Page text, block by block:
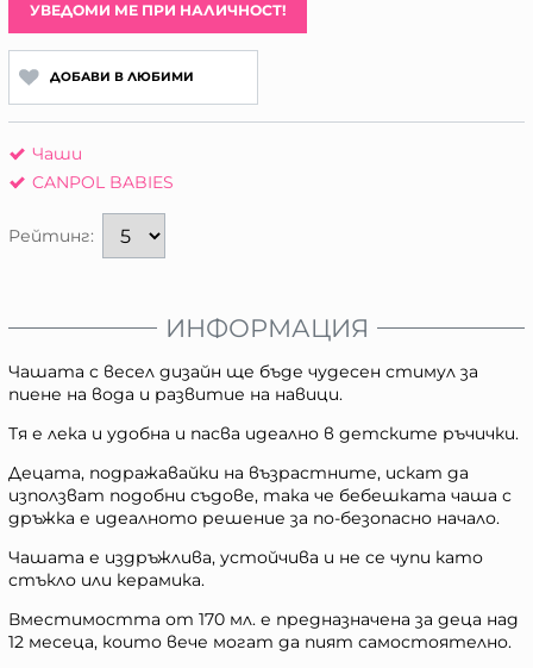
УВЕДОМИ МЕ ПРИ НАЛИЧНОСТ!
ДОБАВИ В ЛЮБИМИ
Чаши
CANPOL BABIES
Рейтинг:
ИНФОРМАЦИЯ
Чашата с весел дизайн ще бъде чудесен стимул за
пиене на вода и развитие на навици.
Тя е лека и удобна и пасва идеално в детските ръчички.
Децата, подражавайки на възрастните, искат да
използват подобни съдове, така че бебешката чаша с
дръжка е идеалното решение за по-безопасно начало.
Чашата е издръжлива, устойчива и не се чупи като
стъкло или керамика.
Вместимостта от 170 мл. е предназначена за деца над
12 месеца, които вече могат да пият самостоятелно.